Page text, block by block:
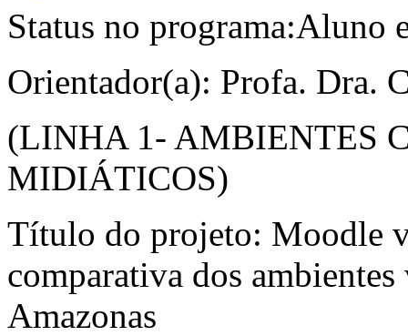
Status no programa:Aluno
Orientador(a): Profa. Dra.
(LINHA 1- AMBIENTES
MIDIÁTICOS)
Título do projeto: Moodle
comparativa dos
Amazonas